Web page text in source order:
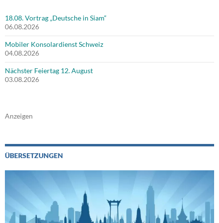
18.08. Vortrag „Deutsche in Siam“
06.08.2026
Mobiler Konsolardienst Schweiz
04.08.2026
Nächster Feiertag 12. August
03.08.2026
Anzeigen
ÜBERSETZUNGEN